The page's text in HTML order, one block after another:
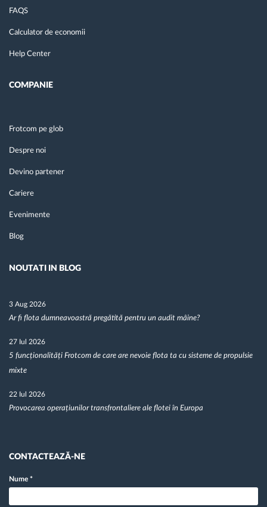
FAQS
Calculator de economii
Help Center
COMPANIE
Frotcom pe glob
Despre noi
Devino partener
Cariere
Evenimente
Blog
NOUTATI IN BLOG
3 Aug 2026
Ar fi flota dumneavoastră pregătită pentru un audit mâine?
27 Iul 2026
5 funcționalități Frotcom de care are nevoie flota ta cu sisteme de propulsie
mixte
22 Iul 2026
Provocarea operațiunilor transfrontaliere ale flotei în Europa
CONTACTEAZĂ-NE
Nume *